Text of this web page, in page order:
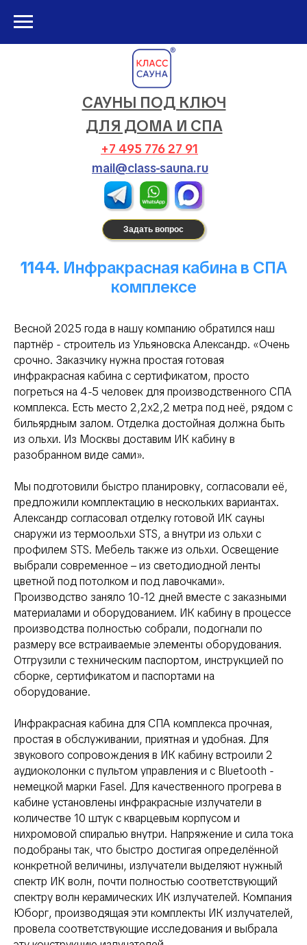
САУНЫ ПОД КЛЮЧ
ДЛЯ ДОМА И СПА
+7 495 776 27 91
mail@class-sauna.ru
Задать вопрос
1144. Инфракрасная кабина в СПА
комплексе
Весной 2025 года в нашу компанию обратился наш
партнёр - строитель из Ульяновска Александр. «Очень
срочно. Заказчику нужна простая готовая
инфракрасная кабина с сертификатом, просто
погреться на 4-5 человек для производственного СПА
комплекса. Есть место 2,2х2,2 метра под неё, рядом с
бильярдным залом. Отделка достойная должна быть
из ольхи. Из Москвы доставим ИК кабину в
разобранном виде сами».
Мы подготовили быстро планировку, согласовали её,
предложили комплектацию в нескольких вариантах.
Александр согласовал отделку готовой ИК сауны
снаружи из термоольхи STS, а внутри из ольхи с
профилем STS. Мебель также из ольхи. Освещение
выбрали современное – из светодиодной ленты
цветной под потолком и под лавочками».
Производство заняло 10-12 дней вместе с заказными
материалами и оборудованием. ИК кабину в процессе
производства полностью собрали, подогнали по
размеру все встраиваемые элементы оборудования.
Отгрузили с техническим паспортом, инструкцией по
сборке, сертификатом и паспортами на
оборудование.
Инфракрасная кабина для СПА комплекса прочная,
простая в обслуживании, приятная и удобная. Для
звукового сопровождения в ИК кабину встроили 2
аудиоколонки с пультом управления и с Bluetooth -
немецкой марки Fasel. Для качественного прогрева в
кабине установлены инфракрасные излучатели в
количестве 10 штук с кварцевым корпусом и
нихромовой спиралью внутри. Напряжение и сила тока
подобраны так, что быстро достигая определённой
конкретной величины, излучатели выделяют нужный
спектр ИК волн, почти полностью соответствующий
спектру волн керамических ИК излучателей. Компания
Юборг, производящая эти комплекты ИК излучателей,
провела соответствующие исследования и выбрала